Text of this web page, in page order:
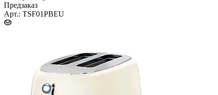
Предзаказ
Арт.: TSF01PBEU